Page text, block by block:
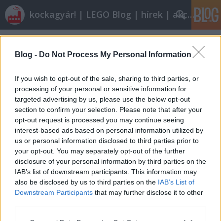
Blog - Do Not Process My Personal Information
If you wish to opt-out of the sale, sharing to third parties, or
processing of your personal or sensitive information for
targeted advertising by us, please use the below opt-out
section to confirm your selection. Please note that after your
opt-out request is processed you may continue seeing
interest-based ads based on personal information utilized by
us or personal information disclosed to third parties prior to
your opt-out. You may separately opt-out of the further
disclosure of your personal information by third parties on the
IAB’s list of downstream participants. This information may
also be disclosed by us to third parties on the IAB’s List of
Downstream Participants that may further disclose it to other
kockagyár! | LEGO Blog | hírek | akciók |
Címkék»újrakezdés
utoljára műanyagot?"
tutuka•2011. október 15.
Egész egyszerűen nem legózom. A fenti képen a
bontatlan dobozaim láthatók. És ez még nem
minden! A hálószobámban van egy nagy rakás
használtan beszerzett készletem, köztük olyan
csodákkal, mint a 6380-as kórház, vagy a 6769-es
western erőd. És mégsem. Persze ezer okot…
Technic újrakezdésem krónikája